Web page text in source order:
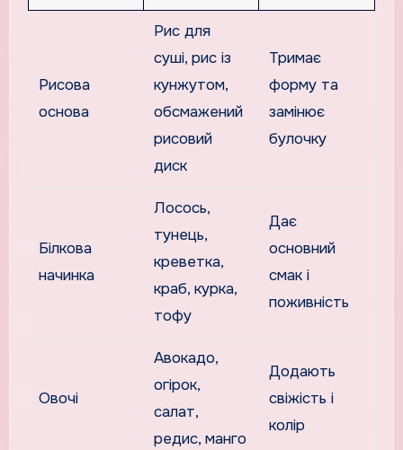
Рисова
основа
Рис для
суші, рис із
кунжутом,
обсмажений
рисовий
диск
Тримає
форму та
замінює
булочку
Білкова
начинка
Лосось,
тунець,
креветка,
краб, курка,
тофу
Дає
основний
смак і
поживність
Овочі
Авокадо,
огірок,
салат,
редис, манго
Додають
свіжість і
колір